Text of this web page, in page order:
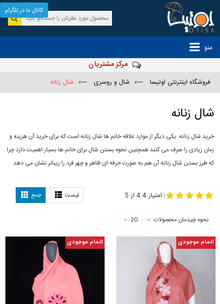
منو
مرکز مشتریان
فروشگاه اینترنتی اوتیسا —› شال و روسری —› شال زنانه
شال زنانه
خرید شال زنانه. یکی دیگر از موارد علاقه خانم ها شال زنانه است که برای خرید آن هزینه و
زمان زیادی را صرف می کنند همچنین نحوه بستن شال برای خانم ها بسیار اهمیت دارد چرا
که طرز بستن شال زنانه آن هم به صورت حرفه ای ظاهر و چهر فرد را زیباتر نشان می دهد.
لیست جمع | امتیاز 4.4 از 5
نحوه چیدمان محصولات 20
اتمام موجودی اتمام موجودی
کانال ما در تلگرام